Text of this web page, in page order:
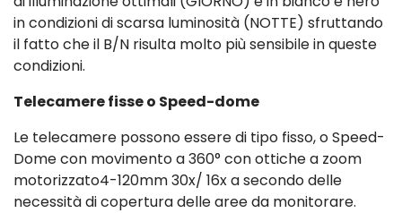
in condizioni di scarsa luminosità (NOTTE) sfruttando
il fatto che il B/N risulta molto più sensibile in queste
condizioni.
Telecamere fisse o Speed-dome
Le telecamere possono essere di tipo fisso, o Speed-
Dome con movimento a 360° con ottiche a zoom
motorizzato4-120mm 30x/ 16x a secondo delle
necessità di copertura delle aree da monitorare.